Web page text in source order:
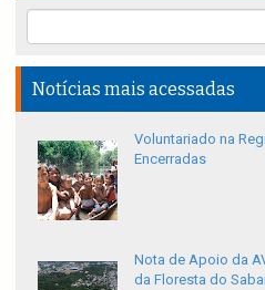
Notícias mais acessadas
Voluntariado na
Encerradas
Nota de Apoio da
da Floresta do